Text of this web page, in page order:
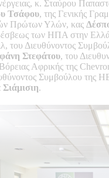
κ. Σταύρου
Τσάφου, της Γενικής
Πρώτων Υλών, κας
των ΗΠΑ στην
του Διευθύνοντος
Στεφάτου, του
Αφρικής της
Συμβούλου της
.